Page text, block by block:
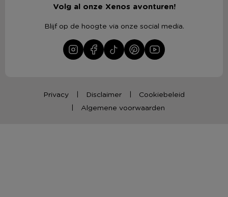
Volg al onze Xenos avonturen!
Blijf op de hoogte via onze social media.
Privacy Disclaimer
Cookiebeleid
Algemene voorwaarden